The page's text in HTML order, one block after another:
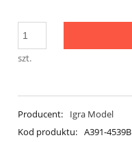
szt.
Producent:
Igra Model
Kod produktu: A391-4539B